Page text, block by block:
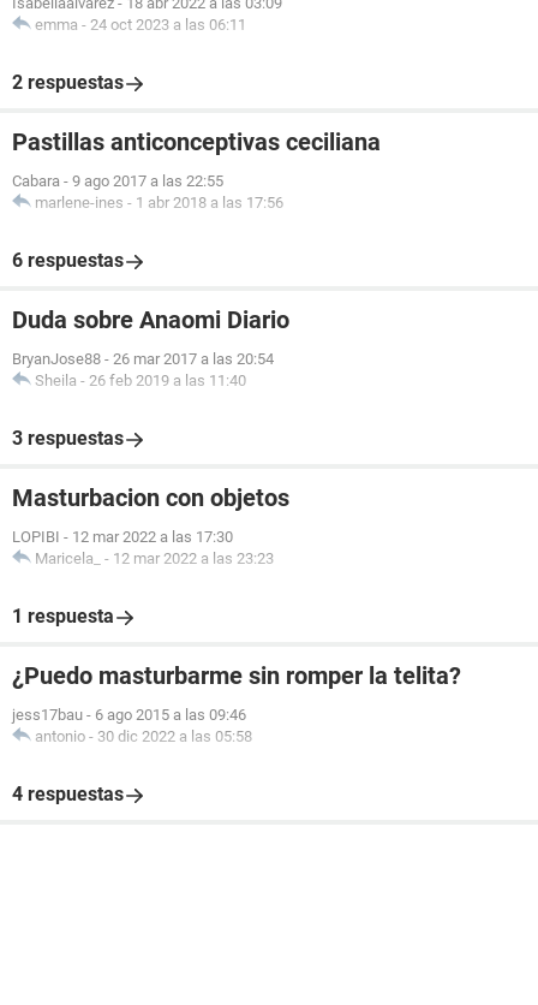
emma - 24 oct 2023 a las 06:11
2 respuestas
Pastillas anticonceptivas ceciliana
Cabara - 9 ago 2017 a las 22:55
marlene-ines - 1 abr 2018 a las 17:56
6 respuestas
Duda sobre Anaomi Diario
BryanJose88 - 26 mar 2017 a las 20:54
Sheila - 26 feb 2019 a las 11:40
3 respuestas
Masturbacion con objetos
LOPIBI - 12 mar 2022 a las 17:30
Maricela_
- 12 mar 2022 a las 23:23
1 respuesta
¿Puedo masturbarme sin romper la telita?
jess17bau - 6 ago 2015 a las 09:46
antonio - 30 dic 2022 a las 05:58
4 respuestas